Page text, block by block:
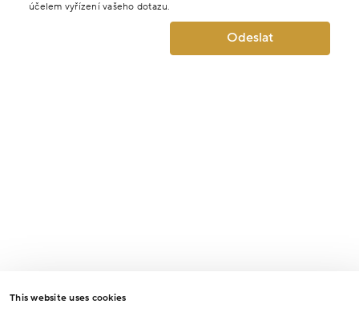
This website uses cookies
účelem vyřízení vašeho dotazu.
Odeslat